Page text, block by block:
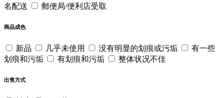
名配送
郵便局/便利店受取
商品成色
新品 几乎未使用 没有明显的划痕或污垢
有一些
划痕和污垢
有划痕和污垢 整体状况不佳
出售方式